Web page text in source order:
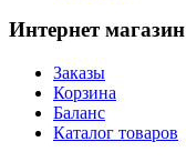
Интернет магазин
Заказы
Корзина
Баланс
Каталог товаров